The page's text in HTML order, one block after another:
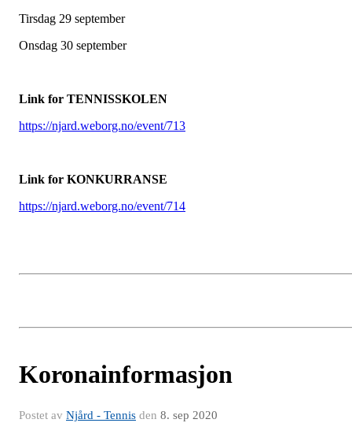
Tirsdag 29 september
Onsdag 30 september
Link for TENNISSKOLEN
https://njard.weborg.no/event/713
Link for KONKURRANSE
https://njard.weborg.no/event/714
Koronainformasjon
Postet av Njård - Tennis den 8. sep 2020